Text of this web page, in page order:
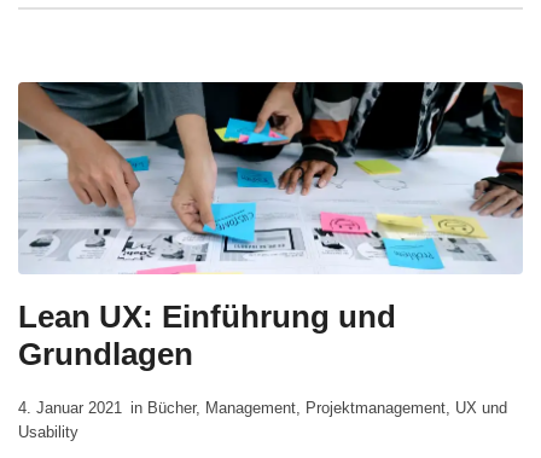
Lean UX: Einführung und
Grundlagen
4. Januar 2021 in Bücher, Management, Projektmanagement, UX und
Usability